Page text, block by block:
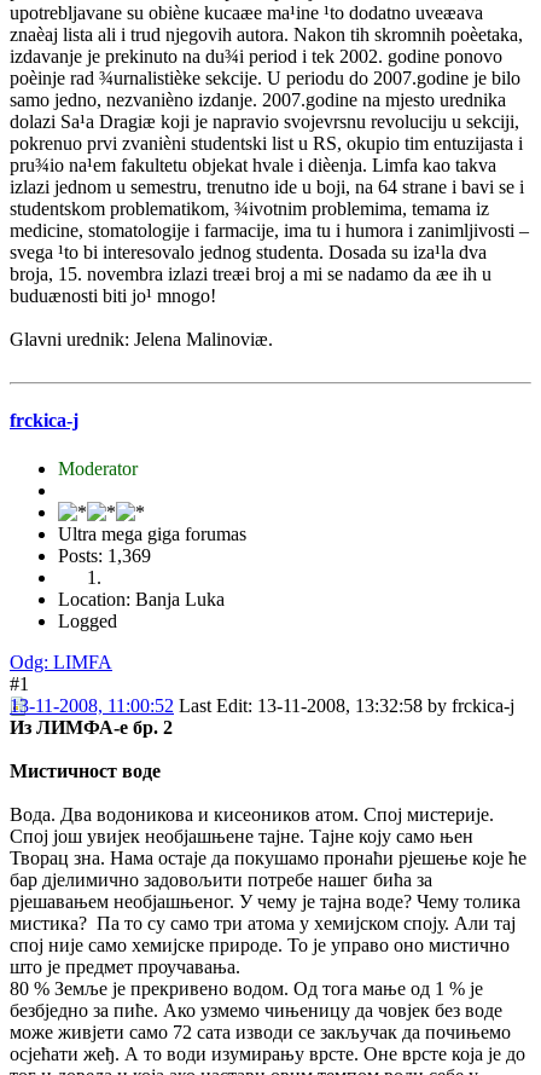
upotrebljavane su obiène kucaæe ma¹ine ¹to dodatno uveæava
znaèaj lista ali i trud njegovih autora. Nakon tih skromnih poèetaka,
izdavanje je prekinuto na du¾i period i tek 2002. godine ponovo
poèinje rad ¾urnalistièke sekcije. U periodu do 2007.godine je bilo
samo jedno, nezvanièno izdanje. 2007.godine na mjesto urednika
dolazi Sa¹a Dragiæ koji je napravio svojevrsnu revoluciju u sekciji,
pokrenuo prvi zvanièni studentski list u RS, okupio tim entuzijasta i
pru¾io na¹em fakultetu objekat hvale i dièenja. Limfa kao takva
izlazi jednom u semestru, trenutno ide u boji, na 64 strane i bavi se i
studentskom problematikom, ¾ivotnim problemima, temama iz
medicine, stomatologije i farmacije, ima tu i humora i zanimljivosti –
svega ¹to bi interesovalo jednog studenta. Dosada su iza¹la dva
broja, 15. novembra izlazi treæi broj a mi se nadamo da æe ih u
buduænosti biti jo¹ mnogo!
Glavni urednik: Jelena Malinoviæ.
frckica-j
Moderator
Ultra mega giga forumas
Posts: 1,369
Location: Banja Luka
Logged
Odg: LIMFA
#1
13-11-2008, 11:00:52 Last Edit: 13-11-2008, 13:32:58 by frckica-j
Из ЛИМФА-е бр. 2
Мистичност воде
Вода. Два водоникова и кисеоников атом. Спој мистерије.
Спој још увијек необјашњене тајне. Тајне коју само њен
Творац зна. Нама остаје да покушамо пронаћи рјешење које ће
бар дјелимично задовољити потребе нашег бића за
рјешавањем необјашњеног. У чему је тајна воде? Чему толика
мистика? Па то су само три атома у хемијском споју. Али тај
спој није само хемијске природе. То је управо оно мистично
што је предмет проучавања.
80 % Земље је прекривено водом. Од тога мање од 1 % је
безбједно за пиће. Ако узмемо чињеницу да човјек без воде
може живјети само 72 сата изводи се закључак да почињемо
осјећати жеђ. А то води изумирању врсте. Оне врсте која је до